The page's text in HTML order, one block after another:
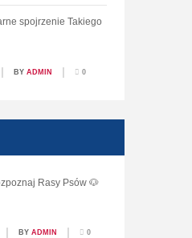
spojrzenie Takiego
BY ADMIN 0
Rasy Psów 🐶
BY ADMIN 0